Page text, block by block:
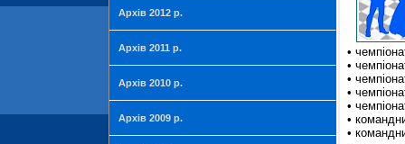
Архів 2012 р.
Архів 2011 р.
Архів 2010 р.
Архів 2009 р.
•
•
•
•
•
•
•